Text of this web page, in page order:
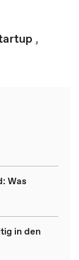
,
Was
in den